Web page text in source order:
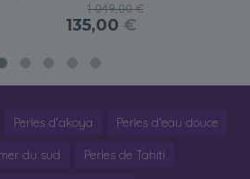
1 049,00 €
135,00 €
Perles d'akoya Perles d'eau douce
du sud Perles de Tahiti